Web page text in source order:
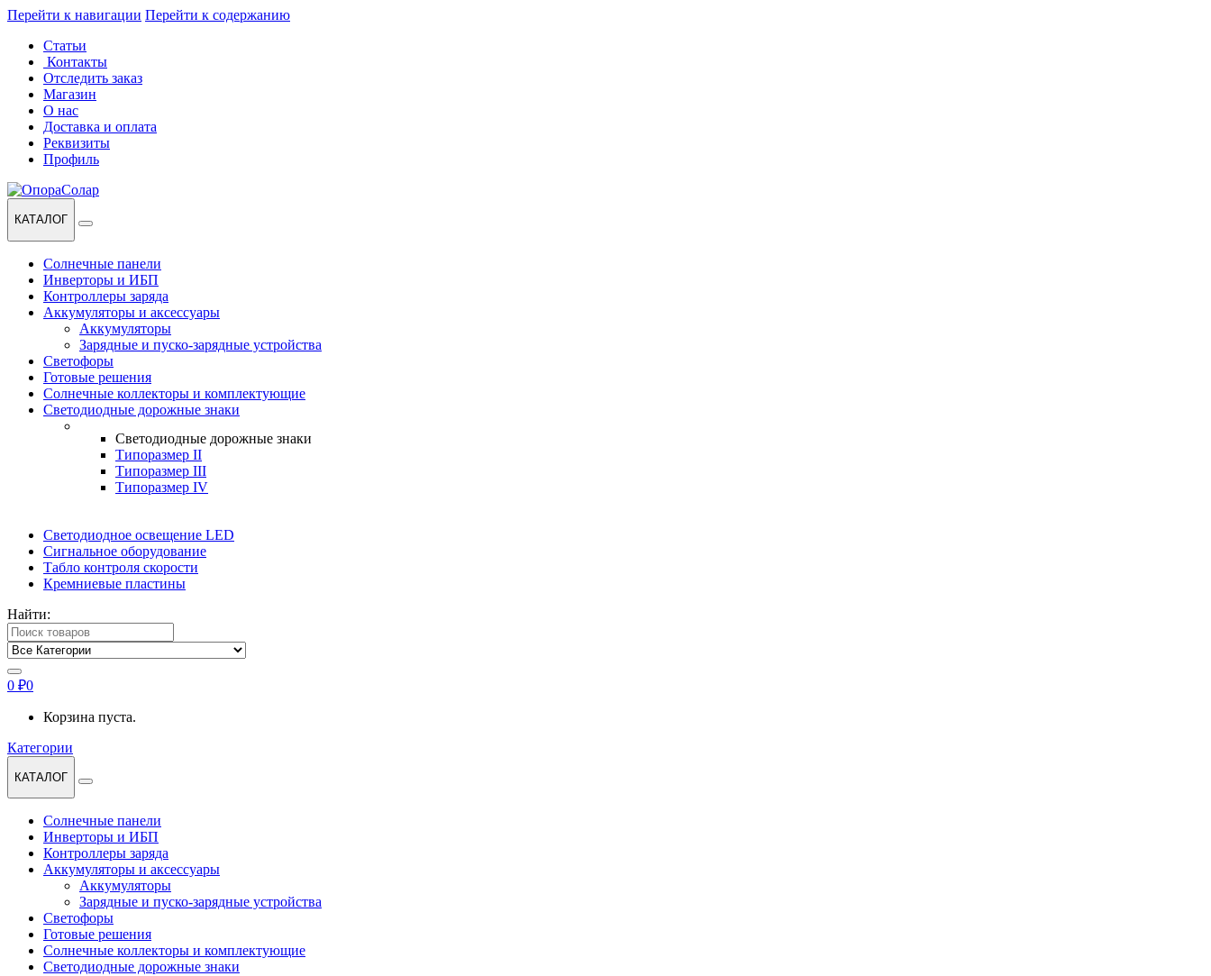
Перейти к навигации Перейти к содержанию
Статьи
Контакты
Отследить заказ
Магазин
О нас
Доставка и оплата
Реквизиты
Профиль
КАТАЛОГ
Солнечные панели
Инверторы и ИБП
Контроллеры заряда
Аккумуляторы и аксессуары
Аккумуляторы
Зарядные и пуско-зарядные устройства
Светофоры
Готовые решения
Солнечные коллекторы и комплектующие
Светодиодные дорожные знаки
Светодиодные дорожные знаки
Типоразмер II
Типоразмер III
Типоразмер IV
Светодиодное освещение LED
Сигнальное оборудование
Табло контроля скорости
Кремниевые пластины
Найти:
0 ₽0
Корзина пуста.
Категории
КАТАЛОГ
Солнечные панели
Инверторы и ИБП
Контроллеры заряда
Аккумуляторы и аксессуары
Аккумуляторы
Зарядные и пуско-зарядные устройства
Светофоры
Готовые решения
Солнечные коллекторы и комплектующие
Светодиодные дорожные знаки